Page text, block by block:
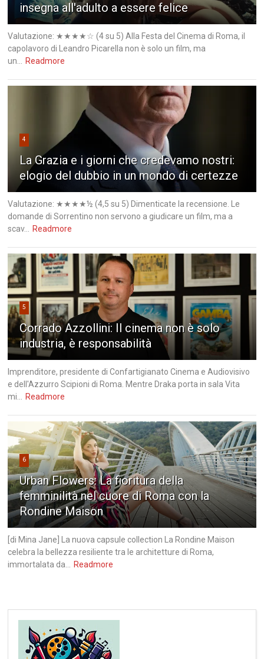
insegna all'adulto a essere felice
Valutazione: ★★★★☆ (4 su 5) Alla Festa del Cinema di Roma, il
capolavoro di Leandro Picarella non è solo un film, ma
un...
Readmore
4
La Grazia e i giorni che credevamo nostri:
elogio del dubbio in un mondo di certezze
Valutazione: ★★★★½ (4,5 su 5) Dimenticate la recensione. Le
domande di Sorrentino non servono a giudicare un film, ma a
scav...
Readmore
5
Corrado Azzollini: Il cinema non è solo
industria, è responsabilità
Imprenditore, presidente di Confartigianato Cinema e Audiovisivo
e dell'Azzurro Scipioni di Roma. Mentre Draka porta in sala Vita
mi...
Readmore
6
Urban Flowers: La fioritura della
femminilità nel cuore di Roma con la
Rondine Maison
[di Mina Jane] La nuova capsule collection La Rondine Maison
celebra la bellezza resiliente tra le architetture di Roma,
immortalata da...
Readmore